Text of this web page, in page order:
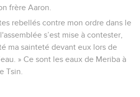
frère Aaron.
rebellés contre mon ordre dans le
s’est mise à contester,
ma sainteté devant eux lors de
» Ce sont les eaux de Meriba à
Tsin.